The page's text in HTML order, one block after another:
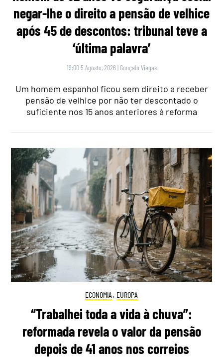
negar-lhe o direito a pensão de velhice
após 45 de descontos: tribunal teve a
‘última palavra’
19:00 5 Agosto, 2026 | Gonçalo Viegas
Um homem espanhol ficou sem direito a receber
pensão de velhice por não ter descontado o
suficiente nos 15 anos anteriores à reforma
ECONOMIA , EUROPA
“Trabalhei toda a vida à chuva”:
reformada revela o valor da pensão
depois de 41 anos nos correios